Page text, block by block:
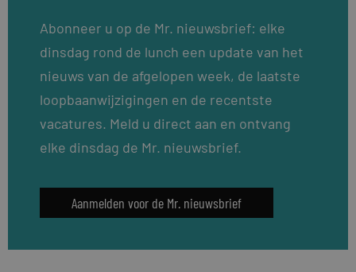
Abonneer u op de Mr. nieuwsbrief: elke
dinsdag rond de lunch een update van het
nieuws van de afgelopen week, de laatste
loopbaanwijzigingen en de recentste
vacatures. Meld u direct aan en ontvang
elke dinsdag de Mr. nieuwsbrief.
Aanmelden voor de Mr. nieuwsbrief